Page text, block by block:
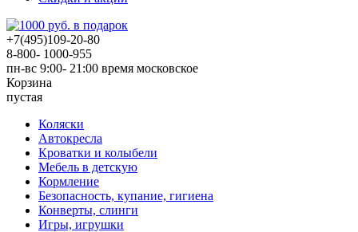
+7(495)109-20-80
8-800- 1000-955
пн-вс 9:00- 21:00 время московское
Корзина
пустая
Коляски
Автокресла
Кроватки и колыбели
Мебель в детскую
Кормление
Безопасность, купание, гигиена
Конверты, слинги
Игры, игрушки